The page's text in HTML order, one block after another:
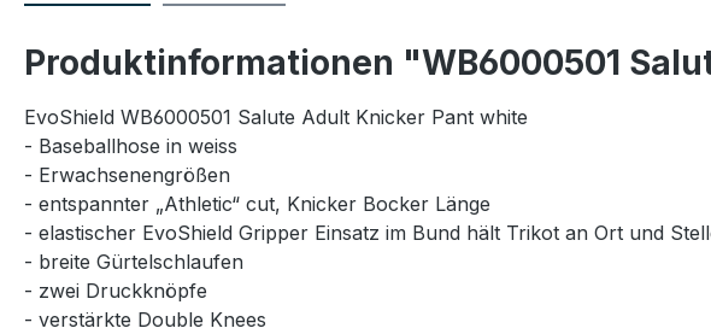
Produktinformationen "WB6000501
EvoShield WB6000501 Salute Adult Knicker Pant white
- Baseballhose in weiss
- Erwachsenengrößen
- entspannter „Athletic“ cut, Knicker Bocker Länge
- elastischer EvoShield Gripper Einsatz im Bund hält Trikot an Ort und
- breite Gürtelschlaufen
- zwei Druckknöpfe
- verstärkte Double Knees